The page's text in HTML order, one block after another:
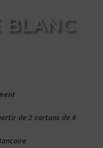
BLANC
de 2 cartons de 6